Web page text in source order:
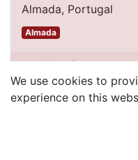
Almada, Portugal
Almada
Inscrições Encerradas
We use cookies to
experience on this